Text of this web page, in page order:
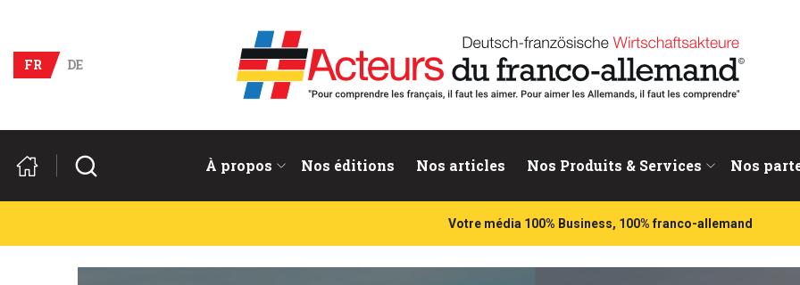
Acteurs du franco-allemand
FR
DE
À propos Nos éditions Nos articles Nos Produits & Services Nos
Rechercher
Votre média 100% Business, 100% franco-allemand